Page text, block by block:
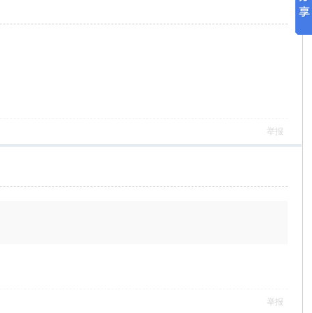
举报
举报